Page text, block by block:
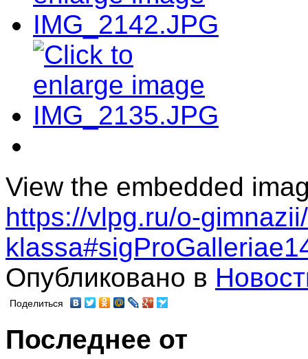
View the embedded
https://vlpg.ru/o-
Опубликовано в
Поделиться
Последнее от